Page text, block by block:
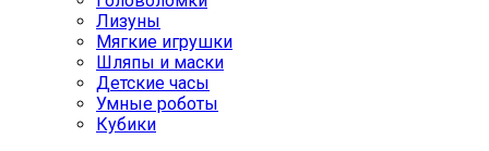
Лизуны
Мягкие игрушки
Шляпы и маски
Детские часы
Умные роботы
Кубики